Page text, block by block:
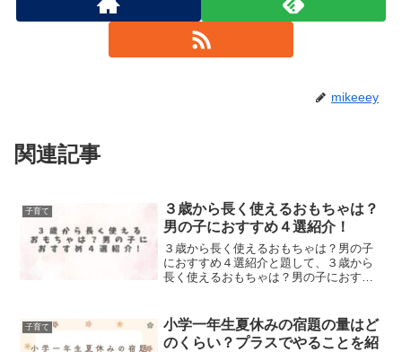
mikeeey
関連記事
子育て
３歳から長く使えるおもちゃは？
男の子におすすめ４選紹介！
３歳から長く使えるおもちゃは？男の子
におすすめ４選紹介と題して、３歳から
長く使えるおもちゃは？男の子におすす
子育て
小学一年生夏休みの宿題の量はど
のくらい？プラスでやることを紹